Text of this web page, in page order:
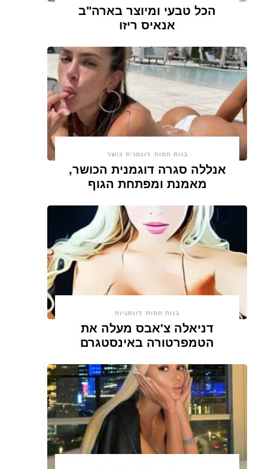
הכל טבעי ומיוצר בארה"ב
אנאיס ריזו
בנות חמות דוגמנית כושר
אנללה סגרה דוגמנית הכושר,
מאמנת ומפתחת הגוף
בנות חמות דוגמניות
דניאלה צ'אבס מעלה את
הטמפרטורה באינסטגרם